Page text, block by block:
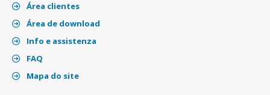
Área clientes
Área de download
Info e assistenza
FAQ
Mapa do site